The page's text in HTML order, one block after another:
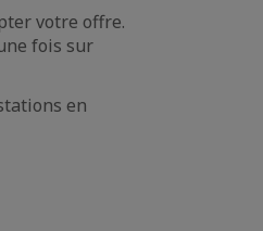
votre offre.
fois sur
en